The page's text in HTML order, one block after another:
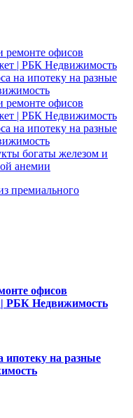
ремонте офисов
| РБК Недвижимость
на ипотеку на разные
ремонте офисов
| РБК Недвижимость
на ипотеку на разные
богаты железом и
анемии
премиального
офисов
РБК Недвижимость
ипотеку на разные